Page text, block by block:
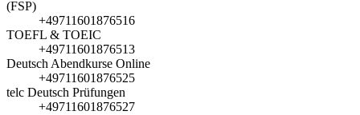
(FSP)
+49711601876516
TOEFL & TOEIC
+49711601876513
Deutsch Abendkurse Online
+49711601876525
telc Deutsch Prüfungen
+49711601876527